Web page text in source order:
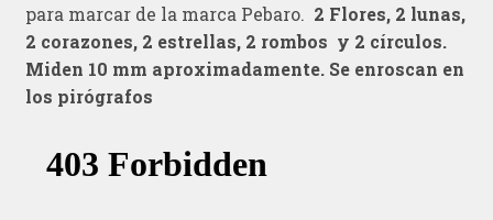
para marcar de la marca Pebaro. 2 Flores, 2 lunas,
2 corazones, 2 estrellas, 2 rombos y 2 círculos.
Miden 10 mm aproximadamente. Se enroscan en
los pirógrafos